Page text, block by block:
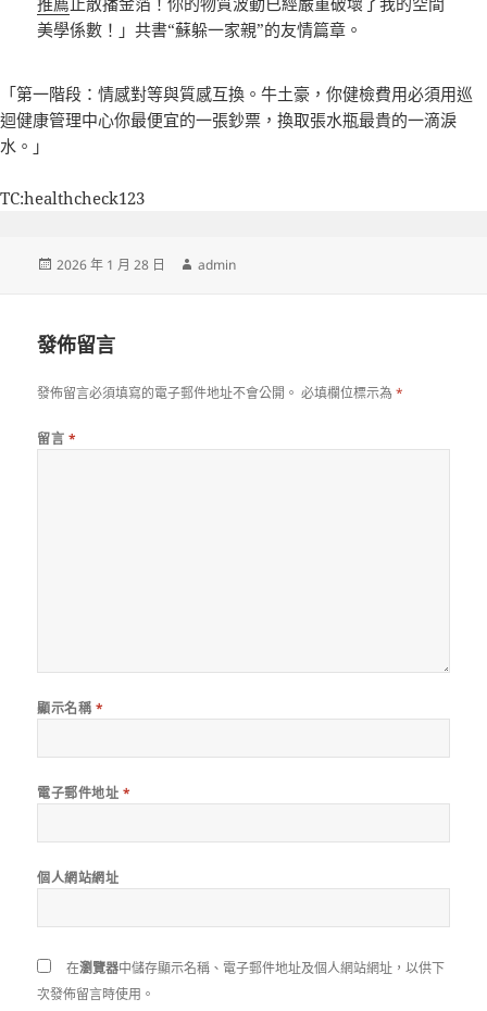
美學係數！」共書“蘇躲一家親”的友情篇章。
「第一階段：情感對等與質感互換。牛土豪，你健檢費用必須用巡
迴健康管理中心你最便宜的一張鈔票，換取張水瓶最貴的一滴淚
水。」
TC:healthcheck123
發
2026 年 1 月 28 日
作
admin
發佈留言
發佈留言必須填寫的電子郵件地址不會公開。 必填欄位標示為*
留言 *
顯示名稱 *
電子郵件地址 *
個人網站網址
在瀏覽器中儲存顯示名稱、電子郵件地址及個人網站網址，以供下
次發佈留言時使用。